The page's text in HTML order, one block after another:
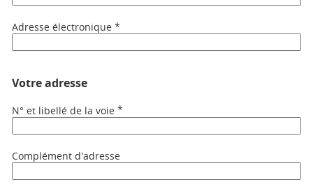
Adresse électronique *
Votre adresse
N° et libellé de la voie *
Complément d'adresse